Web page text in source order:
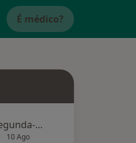
É médico?
Segunda-feira
10 Ago